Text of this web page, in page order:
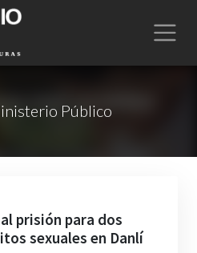
Público
prisión para dos
sexuales en Danlí